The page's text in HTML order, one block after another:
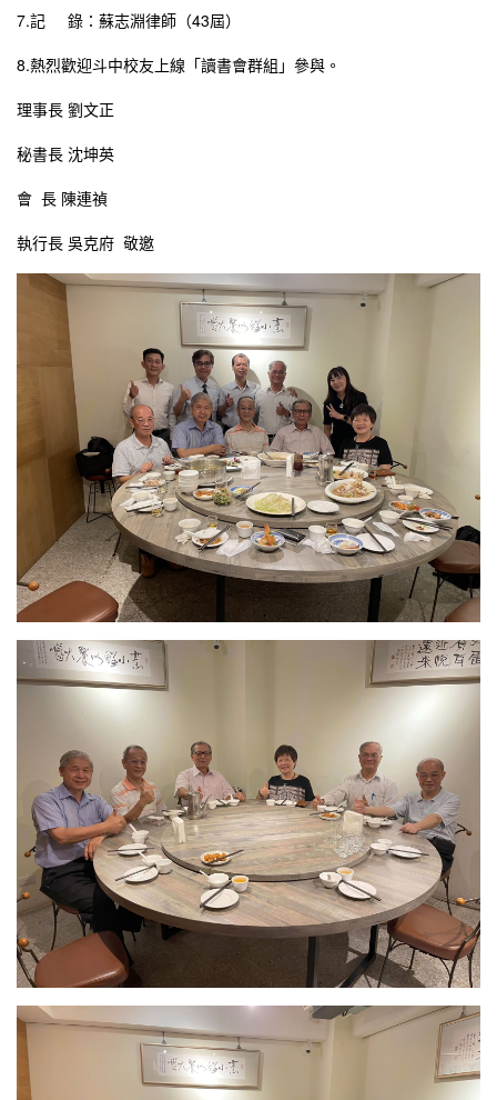
7.記 錄：蘇志淵律師（43屆）
8.熱烈歡迎斗中校友上線「讀書會群組」參與。
理事長 劉文正
秘書長 沈坤英
會 長 陳連禎
執行長 吳克府 敬邀